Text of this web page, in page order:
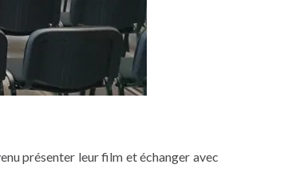
présenter leur film et échanger avec